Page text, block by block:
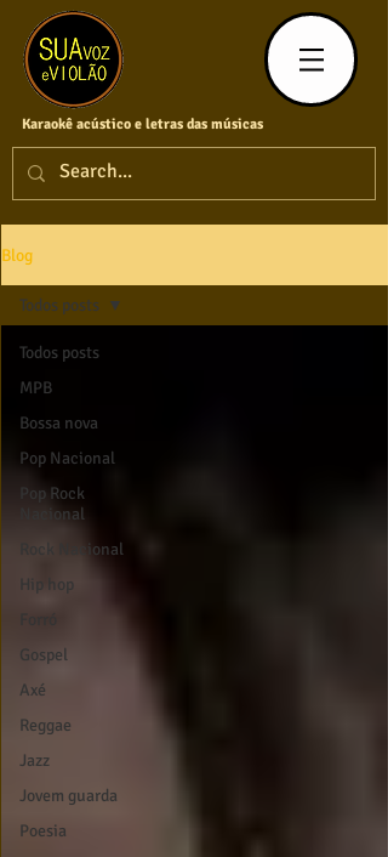
Karaokê acústico e letras das músicas
Blog
Todos posts
MPB
Bossa nova
Pop Nacional
Pop Rock
Nacional
Rock Nacional
Hip hop
Forró
Gospel
Axé
Reggae
Jazz
Jovem guarda
Poesia
Todos posts